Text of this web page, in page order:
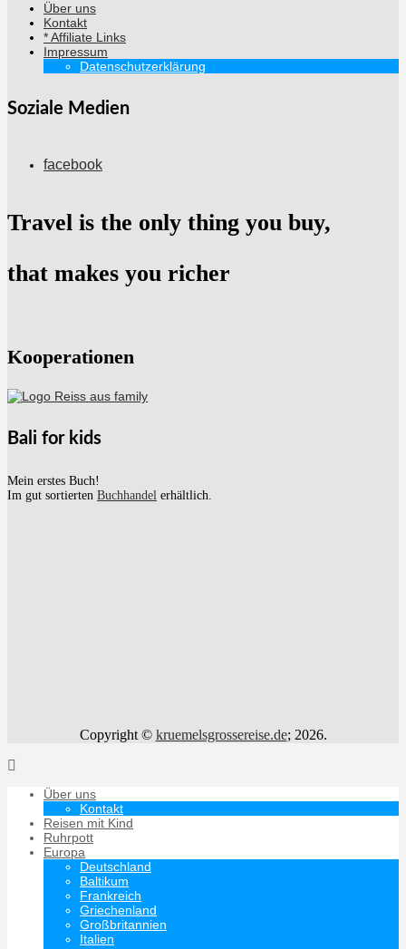
Über uns
Kontakt
* Affiliate Links
Impressum
Datenschutzerklärung
Soziale Medien
facebook
Travel is the only thing you buy,
that makes you richer
Kooperationen
Bali for kids
Mein erstes Buch!
Im gut sortierten Buchhandel erhältlich.
Copyright © kruemelsgrossereise.de; 2026.
Über uns
Kontakt
Reisen mit Kind
Ruhrpott
Europa
Deutschland
Baltikum
Frankreich
Griechenland
Großbritannien
Italien